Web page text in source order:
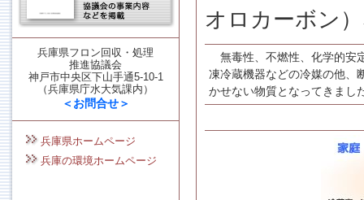
兵庫県フロン回収・処理
推進協議会
神戸市中央区下山手通5-10-1
（兵庫県庁水大気課内）
＜お問合せ＞
兵庫県ホームページ
兵庫の環境ホームページ
オロカーボン
無毒性、不燃性、化学的安
凍冷蔵機器などの冷媒の他、
かせない物質となってきまし